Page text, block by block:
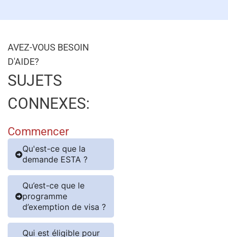
AVEZ-VOUS BESOIN
D'AIDE?
SUJETS
CONNEXES:
Commencer
Qu'est-ce que la
demande ESTA ?
Qu’est-ce que le
programme
d’exemption de visa ?
Qui est éligible pour